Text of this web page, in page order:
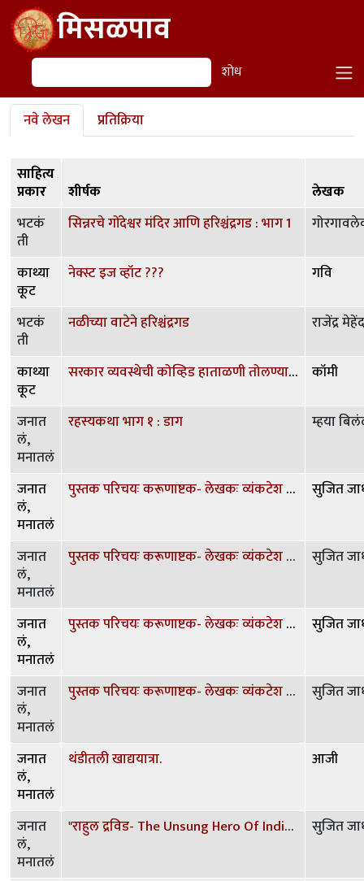
Skip to main contentमिसळपाव
शोध शोध
Primary tabs
नवे लेखन प्रतिक्रिया
साहित्य
प्रकार शीर्षक
लेखक
भटकं
ती
सिन्नरचे गोंदेश्वर मंदिर आणि हरिश्चंद्रगड : भाग 1
काथ्या
कूट
नेक्स्ट इज व्हॉट ??? गवि
भटकं
ती
नळीच्या वाटेने हरिश्चंद्रगड राजेंद्र
काथ्या
कूट
सरकार व्यवस्थेची कोव्हिड हाताळणी तोलण्याचे निकष काय असावेत ? कॉमी
जनात
लं,
मनातलं
रहस्यकथा भाग १ : डाग म्हया
जनात
लं,
मनातलं
पुस्तक परिचयः करूणाष्टक- लेखकः व्यंकटेश माडगुळकर सुजित
जनात
लं,
मनातलं
पुस्तक परिचयः करूणाष्टक- लेखकः व्यंकटेश माडगुळकर सुजित
जनात
लं,
मनातलं
पुस्तक परिचयः करूणाष्टक- लेखकः व्यंकटेश माडगुळकर सुजित
जनात
लं,
मनातलं
पुस्तक परिचयः करूणाष्टक- लेखकः व्यंकटेश माडगुळकर सुजित
जनात
लं,
मनातलं
थंडीतली खाद्ययात्रा. आजी
जनात
लं,
मनातलं
"राहुल द्रविड- The Unsung Hero Of Indian cricket" सुजित